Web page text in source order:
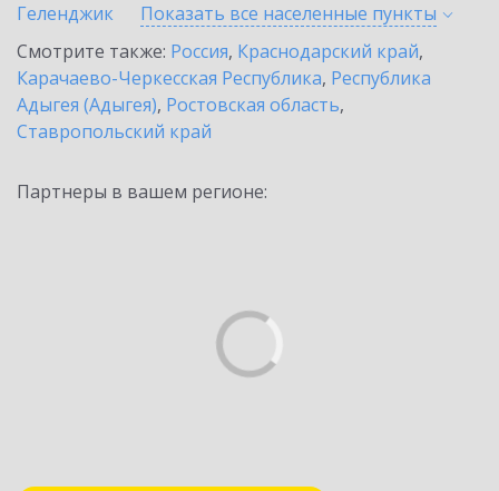
Геленджик
Показать все населенные пункты
Смотрите также: Россия, Краснодарский край,
Карачаево-Черкесская Республика, Республика
Адыгея (Адыгея), Ростовская область,
Ставропольский край
Партнеры в вашем регионе: